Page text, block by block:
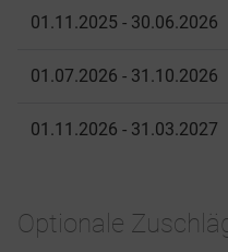
01.11.2025 - 30.06.2026
01.07.2026 - 31.10.2026
01.11.2026 - 31.03.2027
Optionale